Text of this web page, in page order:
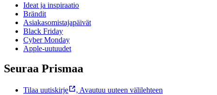
Ideat ja inspiraatio
Brändit
Asiakasomistajapäivät
Black Friday
Cyber Monday
Apple-uutuudet
Seuraa Prismaa
Tilaa uutiskirje , Avautuu uuteen välilehteen